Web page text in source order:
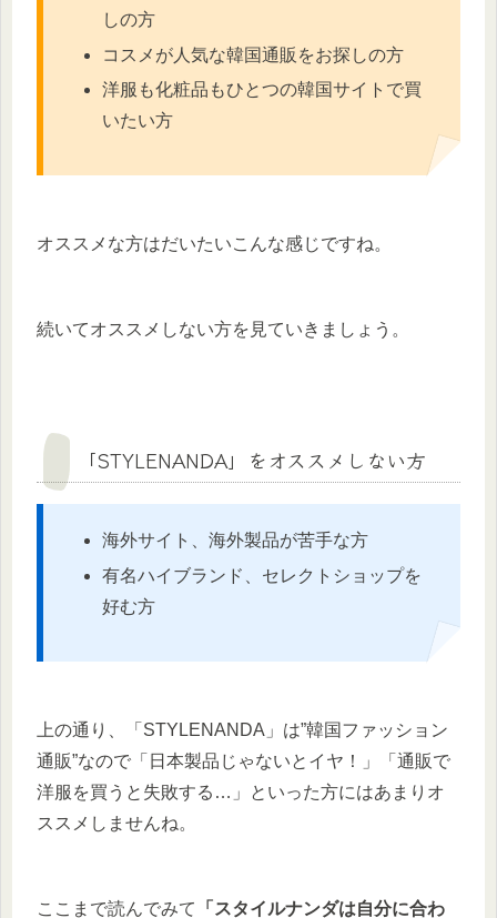
しの方
コスメが人気な韓国通販をお探しの方
洋服も化粧品もひとつの韓国サイトで買
いたい方
オススメな方はだいたいこんな感じですね。
続いてオススメしない方を見ていきましょう。
「STYLENANDA」をオススメしない方
海外サイト、海外製品が苦手な方
有名ハイブランド、セレクトショップを
好む方
上の通り、「STYLENANDA」は”韓国ファッション
通販”なので「日本製品じゃないとイヤ！」「通販で
洋服を買うと失敗する…」といった方にはあまりオ
ススメしませんね。
ここまで読んでみて 「スタイルナンダは自分に合わ